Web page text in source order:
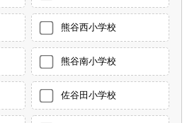
熊谷西小学校
熊谷南小学校
佐谷田小学校